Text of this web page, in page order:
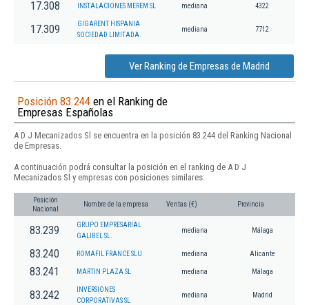
17.308 INSTALACIONES MEREM SL mediana 4322
17.309
GIGARENT HISPANIA
SOCIEDAD LIMITADA.
mediana 7712
Ver Ranking de Empresas de Madrid
Posición 83.244 en el Ranking de
Empresas Españolas
A D J Mecanizados Sl se encuentra en la posición 83.244 del Ranking Nacional
de Empresas.
A continuación podrá consultar la posición en el ranking de A D J
Mecanizados Sl y empresas con posiciones similares:
Posición
Nacional
Nombre de la empresa Ventas (€) Provincia
83.239
GRUPO EMPRESARIAL
GALIBEL SL.
mediana Málaga
83.240 ROMAFIL FRANCE SLU mediana Alicante
83.241 MARTIN PLAZA SL mediana Málaga
83.242
INVERSIONES
CORPORATIVAS SL
mediana Madrid